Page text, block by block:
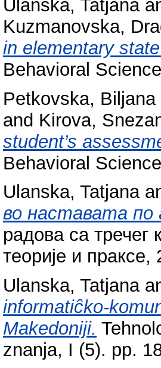
Ulanska, Tatjana
Kuzmanovska,
in elementary
Behavioral
Petkovska, Biljana
and Kirova,
student’s
Behavioral
Ulanska, Tatjana
во наставата по
радова са
теорије и
Ulanska, Tatjana
informatiĉko-
Makedoniji.
znanja, I (5). pp.